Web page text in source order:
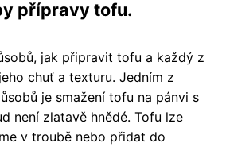
přípravy tofu.
jak připravit tofu a každý z
chuť a texturu. Jedním z
je smažení tofu na pánvi s
není zlatavě hnědé. Tofu lze
v troubě nebo přidat do